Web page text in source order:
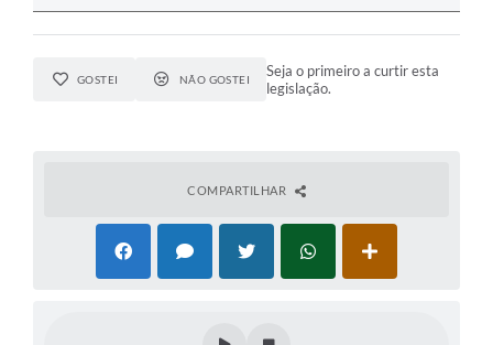
GOSTEI NÃO GOSTEI
Seja o primeiro a curtir esta
legislação.
COMPARTILHAR